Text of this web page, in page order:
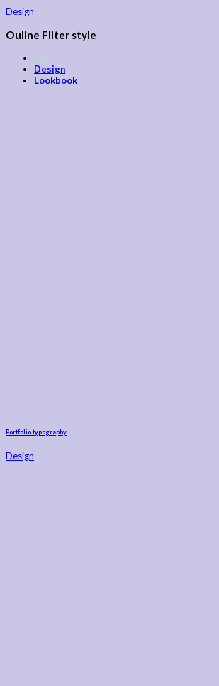
Design
Ouline Filter style
Design
Lookbook
Portfolio typography
Design